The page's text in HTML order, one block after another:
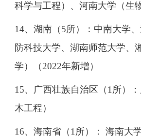
科学与工程）、河南大学（生
14、湖南（5所）：中南大学
防科技大学、湖南师范大学、
学）（2022年新增）
15、广西壮族自治区（1所）
木工程）
16、海南省（1所）： 海南大